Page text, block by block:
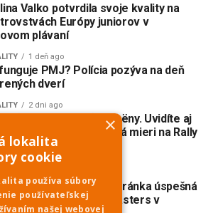
Valko potvrdila svoje kvality na
Európy juniorov v
plávaní
1 deň ago
PMJ? Polícia pozýva na deň
dverí
2 dni ago
mieria opäť Citroëny. Uvidíte aj
„kačicu“, ktorá mieri na Rally
Classic
Piešťanská veteránka úspešná
regate Euromasters v
×
lokalita
cookie
používa súbory
používateľskej
našej webovej